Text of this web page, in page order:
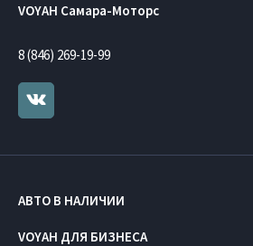
VOYAH Самара-Моторс
8 (846) 269-19-99
АВТО В НАЛИЧИИ
VOYAH ДЛЯ БИЗНЕСА